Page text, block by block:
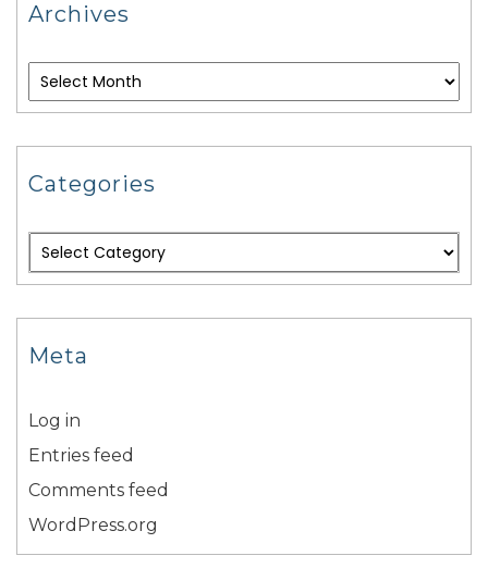
Archives
Categories
Meta
Log in
Entries feed
Comments feed
WordPress.org